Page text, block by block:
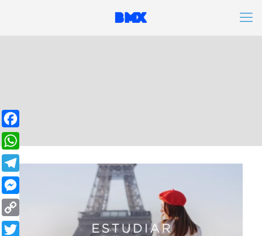
Facebook
WhatsApp
Telegram
Messenger
Copy